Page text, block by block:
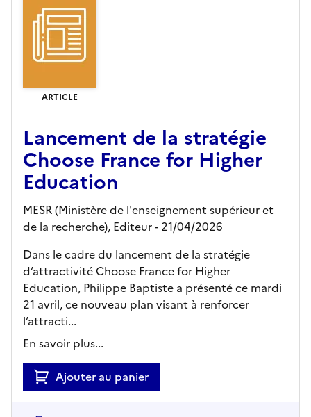
ARTICLE
Lancement de la stratégie
Choose France for Higher
Education
MESR (Ministère de l'enseignement supérieur et
de la recherche), Editeur- 21/04/2026
Dans le cadre du lancement de la stratégie
d’attractivité Choose France for Higher
Education, Philippe Baptiste a présenté ce mardi
21 avril, ce nouveau plan visant à renforcer
l’attracti...
En savoir plus...
Ajouter au panier